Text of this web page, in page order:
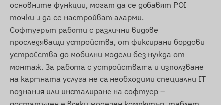
със софтуера за проследяване или телефона
на собственика. Комуникацията се
осъществява чрез поставена, сменяема SIM
карта.
Обхват на работа
4G: В световен мащаб
2G: В световен мащаб
основните функции, могат да се добавят POI
точки и да се настройват аларми.
Софтуерът работи с различни видове
проследяващи устройства, от фиксирани бордови
устройства до мобилни модели без нужда от
монтаж. За работа с устройствата и използване
на картната услуга не са необходими специални IT
познания или инсталиране на софтуер –